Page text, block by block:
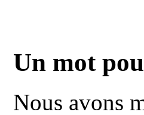
Un mot
Nous avons